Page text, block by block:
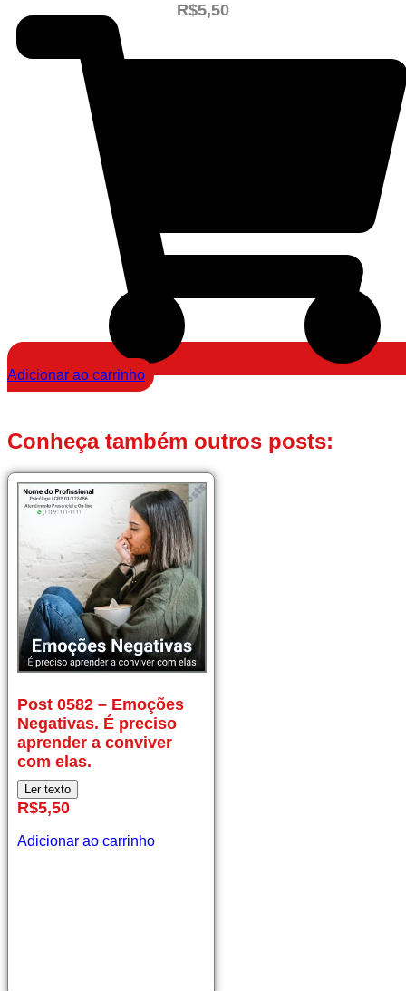
R$5,50
Adicionar ao carrinho
Conheça também outros posts:
0582
–
Emoções
Negativas.
É
preciso
aprender
conviver
Post 0582 – Emoções
Negativas. É preciso
aprender a conviver
com elas.
Ler texto
R$5,50
Adicionar ao carrinho